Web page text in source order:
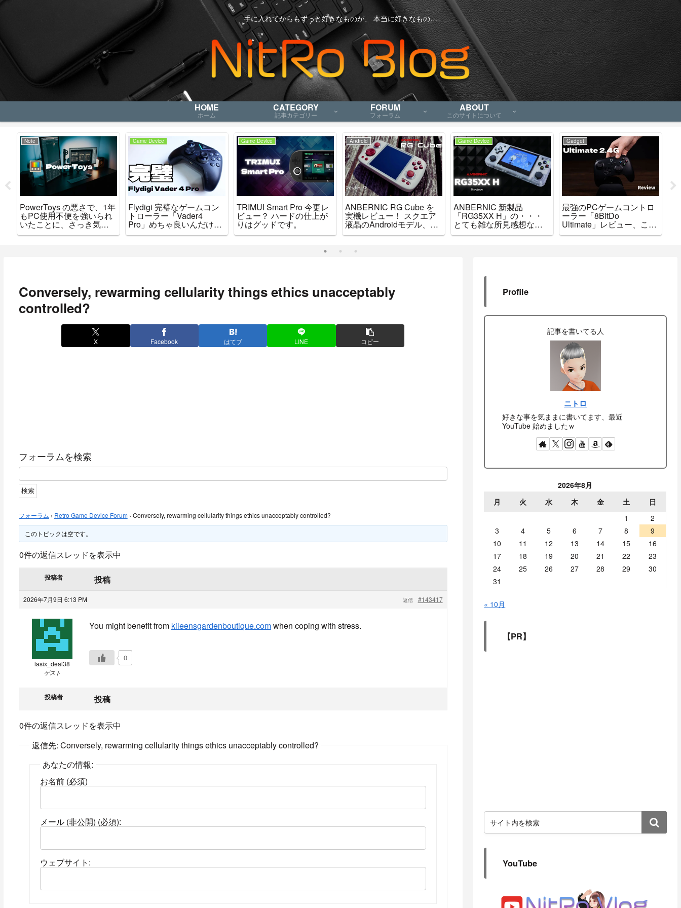
手に入れてからもずっと好きなものが、 本当に好きなもの…
HOME
ホーム
CATEGORY
記事カテゴリー
FORUM
フォーラム
ABOUT
このサイトについて
Note
PowerToys の悪さで、1年
もPC使用不便を強いられ
いたことに、さっき気が
ついた。
Game Device
Flydigi 完璧なゲームコン
トローラー「Vader4
Pro」めちゃ良いんだけど
ぉぉぉぉ
Game Device
TRIMUI Smart Pro 今更レ
ビュー？ ハードの仕上が
りはグッドです。
Android
ANBERNIC RG Cube を
実機レビュー！ スクエア
液晶のAndroidモデル、ニ
ッチで可愛いゲーム機で
Game Device
ANBERNIC 新製品
「RG35XX H」の・・・
とても雑な所見感想など
をお知らせします
Gadget
最強のPCゲームコントロ
ーラー「8BitDo
Ultimate」レビュー、これ
で間違いなし
Conversely, rewarming cellularity things ethics unacceptably
controlled?
X Facebook はてブ LINE コピー
フォーラムを検索
フォーラム › Retro Game Device Forum › Conversely, rewarming cellularity things ethics unacceptably controlled?
このトピックは空です。
0件の返信スレッドを表示中
投稿者 投稿
2026年7月9日 6:13 PM #143417
返信
lasix_deal38
ゲスト
You might benefit from kileensgardenboutique.comwhen coping with stress.
0
投稿者 投稿
0件の返信スレッドを表示中
返信先: Conversely, rewarming cellularity things ethics unacceptably controlled?
あなたの情報:
お名前 (必須)
メール (非公開) (必須):
ウェブサイト:
Profile
記事を書いてる人
ニトロ
好きな事を気ままに書いてます、最近
YouTube 始めましたｗ
2026年8月
月
火 水 木 金 土
日
1
2
3
4 5 6 7 8
9
10
11 12 13 14 15
16
17
18 19 20 21 22
23
24
25 26 27 28 29
30
31
« 10月
【PR】
YouTube